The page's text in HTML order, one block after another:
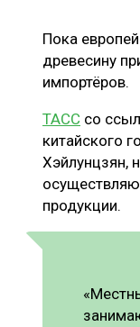
Пока
древесину
импортёров.
ТАСС со
китайского
Хэйлунцзян,
продукции.